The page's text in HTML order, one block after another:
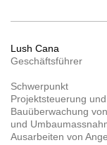
Lush Cana
Geschäftsführer
Schwerpunkt
Projektsteuerung
Bauüberwachung
und
Ausarbeiten von